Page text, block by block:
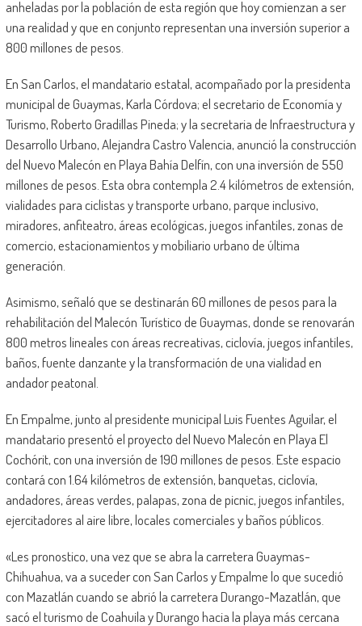
anheladas por la población de esta región que hoy comienzan a ser
una realidad y que en conjunto representan una inversión superior a
800 millones de pesos.
En San Carlos, el mandatario estatal, acompañado por la presidenta
municipal de Guaymas, Karla Córdova; el secretario de Economía y
Turismo, Roberto Gradillas Pineda; y la secretaria de Infraestructura y
Desarrollo Urbano, Alejandra Castro Valencia, anunció la construcción
del Nuevo Malecón en Playa Bahía Delfín, con una inversión de 550
millones de pesos. Esta obra contempla 2.4 kilómetros de extensión,
vialidades para ciclistas y transporte urbano, parque inclusivo,
miradores, anfiteatro, áreas ecológicas, juegos infantiles, zonas de
comercio, estacionamientos y mobiliario urbano de última
generación.
Asimismo, señaló que se destinarán 60 millones de pesos para la
rehabilitación del Malecón Turístico de Guaymas, donde se renovarán
800 metros lineales con áreas recreativas, ciclovía, juegos infantiles,
baños, fuente danzante y la transformación de una vialidad en
andador peatonal.
En Empalme, junto al presidente municipal Luis Fuentes Aguilar, el
mandatario presentó el proyecto del Nuevo Malecón en Playa El
Cochórit, con una inversión de 190 millones de pesos. Este espacio
contará con 1.64 kilómetros de extensión, banquetas, ciclovía,
andadores, áreas verdes, palapas, zona de picnic, juegos infantiles,
ejercitadores al aire libre, locales comerciales y baños públicos.
«Les pronostico, una vez que se abra la carretera Guaymas-
Chihuahua, va a suceder con San Carlos y Empalme lo que sucedió
con Mazatlán cuando se abrió la carretera Durango-Mazatlán, que
sacó el turismo de Coahuila y Durango hacia la playa más cercana